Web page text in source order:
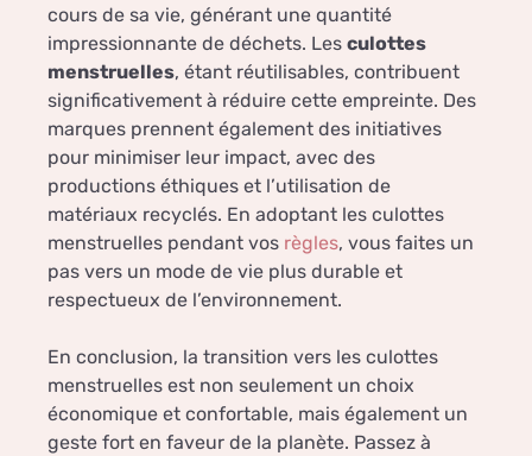
cours de sa vie, générant une quantité
impressionnante de déchets. Les culottes
menstruelles, étant réutilisables, contribuent
significativement à réduire cette empreinte. Des
marques prennent également des initiatives
pour minimiser leur impact, avec des
productions éthiques et l’utilisation de
matériaux recyclés. En adoptant les culottes
menstruelles pendant vos règles, vous faites un
pas vers un mode de vie plus durable et
respectueux de l’environnement.
En conclusion, la transition vers les culottes
menstruelles est non seulement un choix
économique et confortable, mais également un
geste fort en faveur de la planète. Passez à